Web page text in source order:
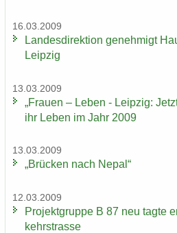
16.03.2009
Lan­des­di­rek­ti­on ge­neh­migt
Leip­zig
13.03.2009
„Frau­en – Leben - Leip­zig:
ihr Leben im Jahr 2009
13.03.2009
„Brü­cken nach Nepal“
12.03.2009
Pro­jekt­grup­pe B 87 neu tagte
kehrs­tras­se